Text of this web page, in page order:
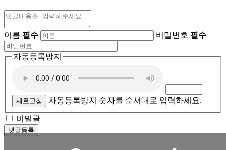
이름 필수 비밀번호 필수
자동등록방지
새로고침 자동등록방지 숫자를 순서대로 입력하세요.
비밀글
댓글등록